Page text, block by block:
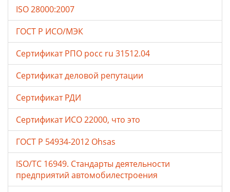
ISO 28000:2007
ГОСТ Р ИСО/МЭК
Сертификат РПО росс ru 31512.04
Сертификат деловой репутации
Сертификат РДИ
Сертификат ИСО 22000, что это
ГОСТ Р 54934-2012 Ohsas
ISO/TC 16949. Стандарты деятельности
предприятий автомобилестроения